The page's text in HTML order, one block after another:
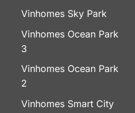
Vinhomes Sky Park
Vinhomes Ocean Park
3
Vinhomes Ocean Park
2
Vinhomes Smart City